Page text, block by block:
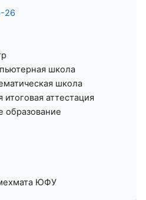
26
школа
школа
итоговая аттестация
образование
ЮФУ